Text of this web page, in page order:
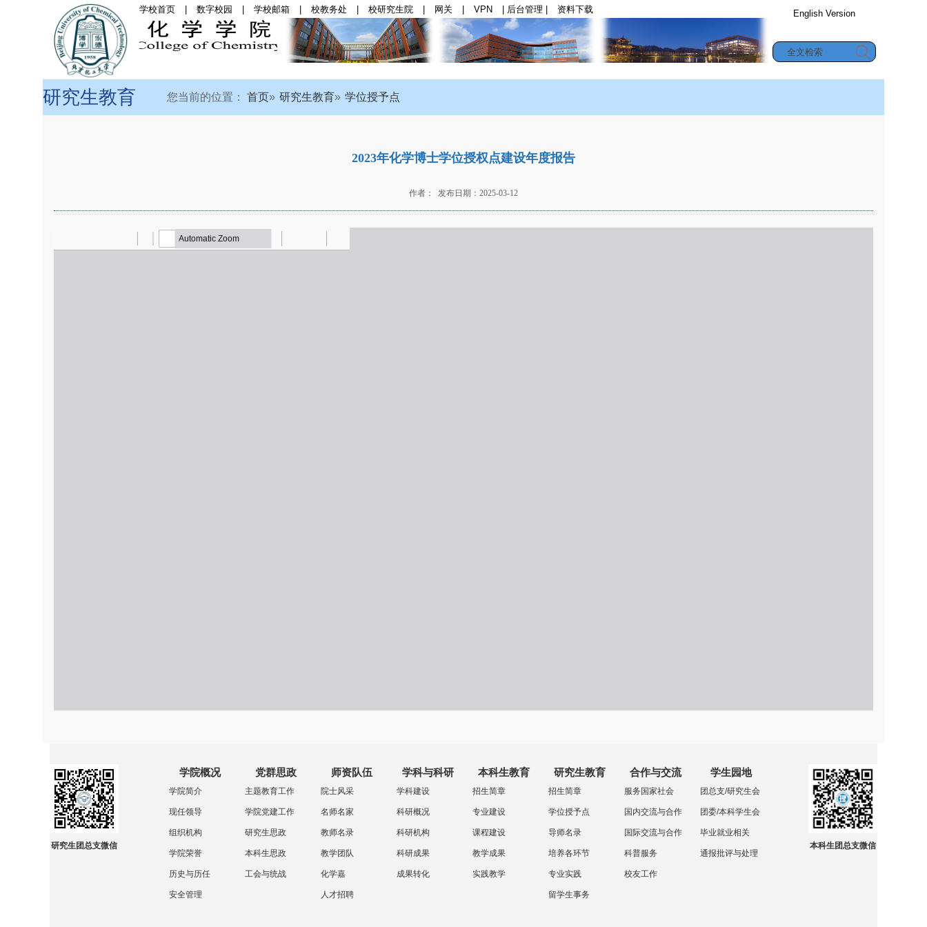
学校首页 数字校园 学校邮箱 校教务处 校研究生院 网关 VPN 后台管理 资料下载 English Version
研究生教育 您当前的位置： 首页 研究生教育 学位授予点
2023年化学博士学位授权点建设年度报告
作者： 发布日期：2025-03-12
研究生团总支微信
学院概况
学院简介
现任领导
组织机构
学院荣誉
历史与历任
安全管理
党群思政
主题教育工作
学院党建工作
研究生思政
本科生思政
工会与统战
师资队伍
院士风采
名师名家
教师名录
教学团队
化学嘉
人才招聘
学科与科研
学科建设
科研概况
科研机构
科研成果
成果转化
本科生教育
招生简章
专业建设
课程建设
教学成果
实践教学
研究生教育
招生简章
学位授予点
导师名录
培养各环节
专业实践
留学生事务
合作与交流
服务国家社会
国内交流与合作
国际交流与合作
科普服务
校友工作
学生园地
团总支/研究生会
团委/本科学生会
毕业就业相关
通报批评与处理
本科生团总支微信